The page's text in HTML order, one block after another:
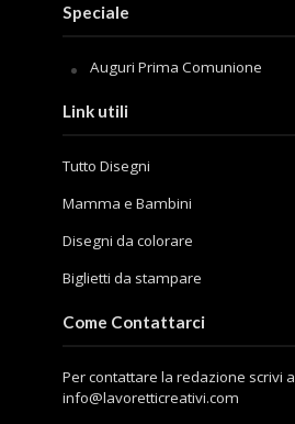
Speciale
Auguri Prima Comunione
Link utili
Tutto Disegni
Mamma e Bambini
Disegni da colorare
Biglietti da stampare
Come Contattarci
Per contattare la redazione scrivi a
info@lavoretticreativi.com